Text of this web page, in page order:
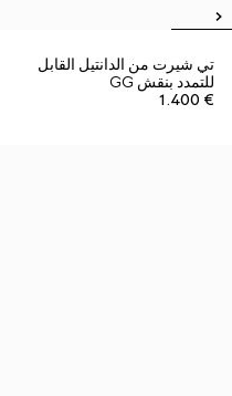
تي شيرت من الدانتيل القابل
للتمدد بنقش GG
€ 1.400